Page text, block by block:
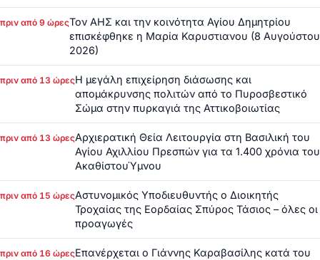
πριν από 9 ώρεςΤον ΑΗΣ και την κοινότητα Αγίου Δημητρίου
επισκέφθηκε η Μαρία Καρυστιανου (8 Αυγούστου
2026)
πριν από 13 ώρεςΗ μεγάλη επιχείρηση διάσωσης και
απομάκρυνσης πολιτών από το Πυροσβεστικό
Σώμα στην πυρκαγιά της Αττικοβοιωτίας
πριν από 13 ώρεςΑρχιερατική Θεία Λειτουργία στη Βασιλική του
Αγίου Αχιλλίου Πρεσπών για τα 1.400 χρόνια του
ΑκαθίστουΎμνου
πριν από 15 ώρεςΑστυνομικός Υποδιευθυντής ο Διοικητής
Τροχαίας της Εορδαίας Σπύρος Τάσιος – όλες οι
προαγωγές
πριν από 16 ώρεςΕπανέρχεται ο Γιάννης Καραβασίλης κατά του